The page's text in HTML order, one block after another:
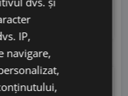
IP,
navigare,